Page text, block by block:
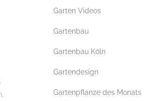
SERVICE
,
,
Garten Videos
Gartenbau
Gartenbau Köln
Gartendesign
Gartenpflanze des Monats